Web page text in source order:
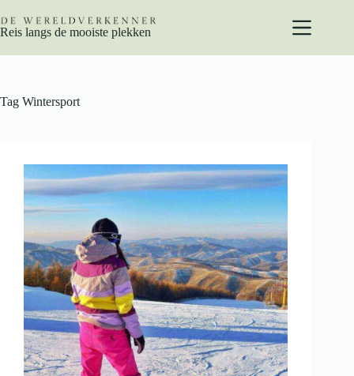
naar
de
Reis langs de mooiste plekken
Tag Wintersport